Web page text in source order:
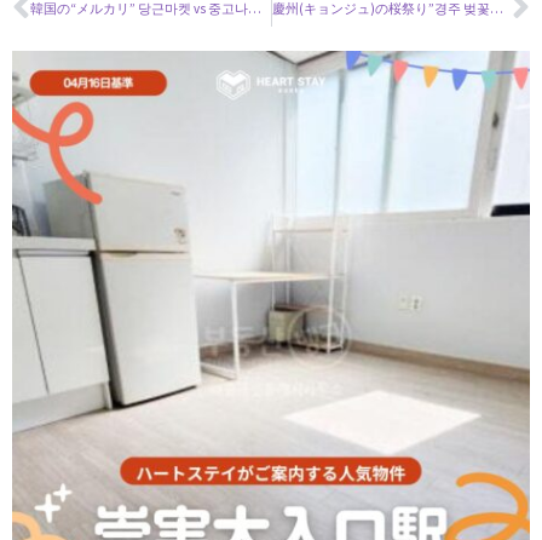
韓国の“メルカリ” 당근마켓 vs 중고나라 vs 번개장터 韓国フリマアプリBIG3 慶州(キョンジュ)の桜祭り”경주 벚꽃축제”が４年ぶりに開催